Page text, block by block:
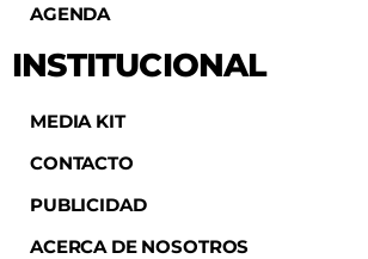
AGENDA
INSTITUCIONAL
MEDIA KIT
CONTACTO
PUBLICIDAD
ACERCA DE NOSOTROS